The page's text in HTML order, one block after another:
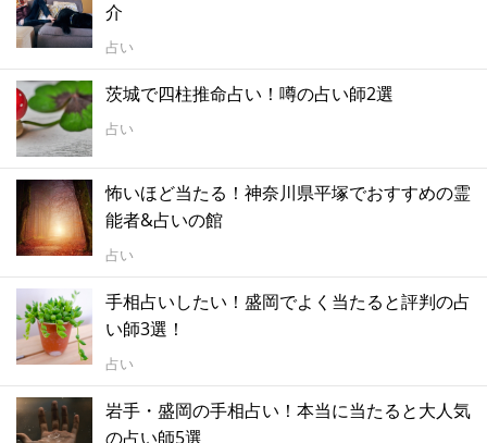
介
占い
茨城で四柱推命占い！噂の占い師2選
占い
怖いほど当たる！神奈川県平塚でおすすめの霊
能者&占いの館
占い
手相占いしたい！盛岡でよく当たると評判の占
い師3選！
占い
岩手・盛岡の手相占い！本当に当たると大人気
の占い師5選